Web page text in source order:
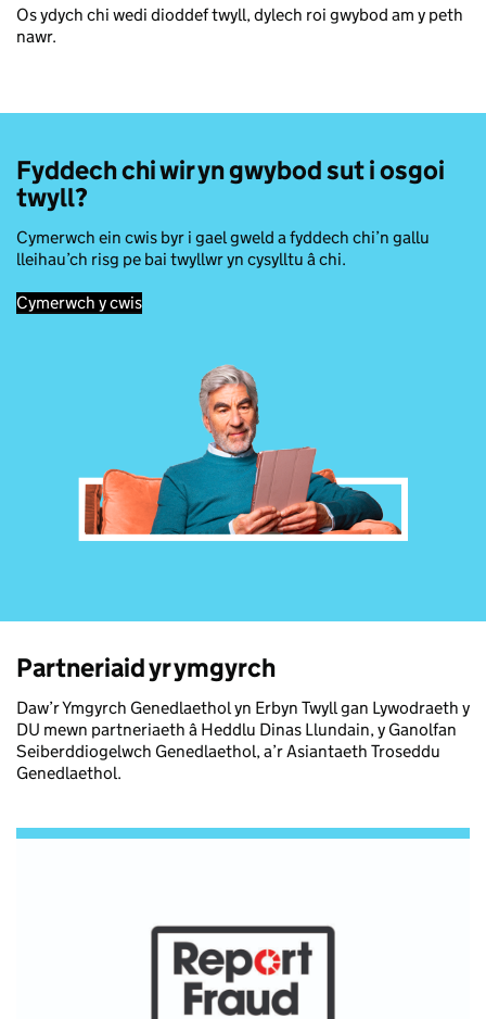
Os ydych chi wedi dioddef twyll, dylech roi gwybod am y peth
nawr.
Fyddech chi wir yn gwybod sut i osgoi
twyll?
Cymerwch ein cwis byr i gael gweld a fyddech chi’n gallu
lleihau’ch risg pe bai twyllwr yn cysylltu â chi.
Cymerwch y cwis
Partneriaid yr ymgyrch
Daw’r Ymgyrch Genedlaethol yn Erbyn Twyll gan Lywodraeth y
DU mewn partneriaeth â Heddlu Dinas Llundain, y Ganolfan
Seiberddiogelwch Genedlaethol, a’r Asiantaeth Troseddu
Genedlaethol.